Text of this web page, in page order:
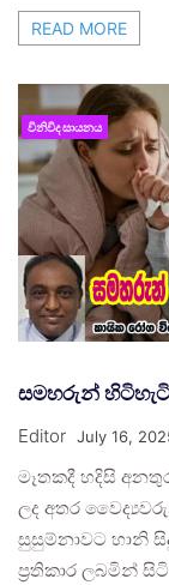
READ MORE
විනිවිද සායනය
සමහරුන්
Editor July 16,
මෑතකදී හදිසි
ලද අතර
සුසුම්නාවට හානි
ප්‍රතිකාර ලබමින්